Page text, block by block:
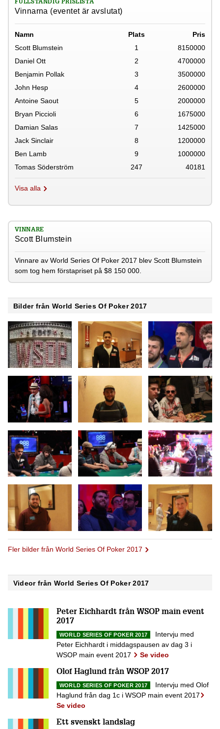
FULLSTÄNDIG PRISLISTA
Vinnarna (eventet är avslutat)
Namn Plats
Pris
Scott Blumstein
1
8150000
Daniel Ott
2
4700000
Benjamin Pollak
3
3500000
John Hesp
4
2600000
Antoine Saout
5
2000000
Bryan Piccioli
6
1675000
Damian Salas
7
1425000
Jack Sinclair
8
1200000
Ben Lamb
9
1000000
Tomas Söderström
247 40181
Visa alla
VINNARE
Scott Blumstein
Vinnare av World Series Of Poker 2017 blev Scott Blumstein
som tog hem förstapriset på $8 150 000.
Bilder från World Series Of Poker 2017
Fler bilder från World Series Of Poker 2017
Videor från World Series Of Poker 2017
Peter Eichhardt från WSOP main event
2017
WORLD SERIES OF POKER 2017
Intervju med
Peter Eichhardt i middagspausen av dag 3 i
WSOP main event 2017
Se video
Olof Haglund från WSOP 2017
WORLD SERIES OF POKER 2017
Intervju med Olof
Haglund från dag 1c i WSOP main event 2017
Se video
Ett svenskt landslag